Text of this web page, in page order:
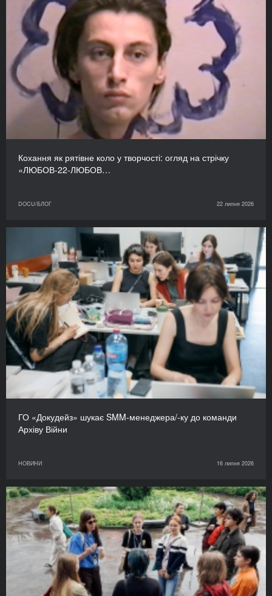
Кохання як рятівне коло у творчості: огляд на стрічку
«ЛЮБОВ-22-ЛЮБОВ…
DOCU/БЛОГ 22 липня 2026
ГО «Докудейз» шукає SMM-менеджера/-ку до команди
Архіву Війни
НОВИНИ 16 липня 2026